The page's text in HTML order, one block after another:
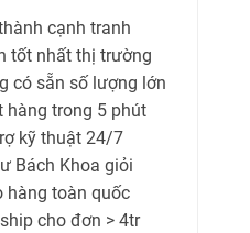
cạnh tranh
tốt nhất thị trường
có sẵn số lượng lớn
hàng trong 5 phút
kỹ thuật 24/7
Bách Khoa giỏi
hàng toàn quốc
cho đơn > 4tr